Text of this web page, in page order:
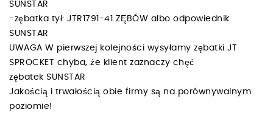
SUNSTAR
-zębatka tył: JTR1791-41 ZĘBÓW albo odpowiednik
SUNSTAR
UWAGA W pierwszej kolejności wysyłamy zębatki JT
SPROCKET chyba, że klient zaznaczy chęć
zębatek SUNSTAR
Jakością i trwałością obie firmy są na porównywalnym
poziomie!